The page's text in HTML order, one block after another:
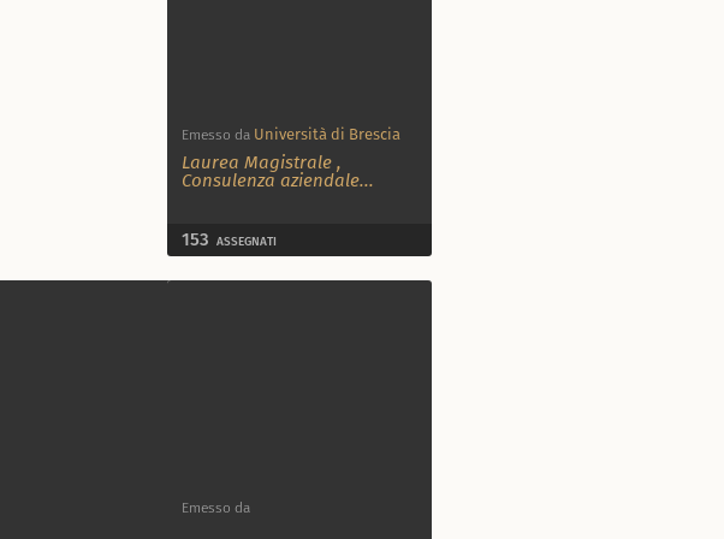
Emesso da Università di Brescia
Laurea Magistrale ,
Consulenza aziendale...
153 ASSEGNATI
Emesso da